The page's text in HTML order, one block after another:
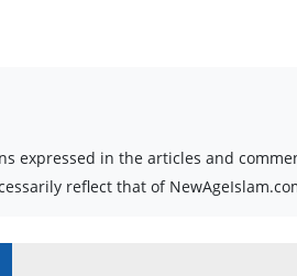
expressed in the articles and
reflect that of